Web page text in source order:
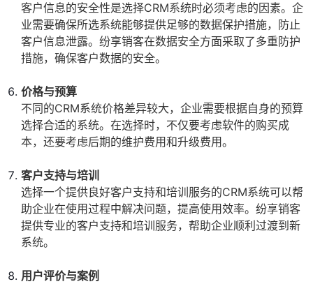
客户信息的安全性是选择CRM系统时必须考虑的因素。企
业需要确保所选系统能够提供足够的数据保护措施，防止
客户信息泄露。纷享销客在数据安全方面采取了多重防护
措施，确保客户数据的安全。
价格与预算
不同的CRM系统价格差异较大，企业需要根据自身的预算
选择合适的系统。在选择时，不仅要考虑软件的购买成
本，还要考虑后期的维护费用和升级费用。
客户支持与培训
选择一个提供良好客户支持和培训服务的CRM系统可以帮
助企业在使用过程中解决问题，提高使用效率。纷享销客
提供专业的客户支持和培训服务，帮助企业顺利过渡到新
系统。
用户评价与案例